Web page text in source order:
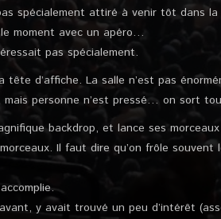
spécialement attiré à venir tôt dans
moment avec un apéro…
pas spécialement.
tête d’affiche. La salle n’est pas
personne n’est pressé… on sort
backdrop, et lance ses
Il faut dire qu’on frôle souvent
y avait trouvé un peu d’intérêt